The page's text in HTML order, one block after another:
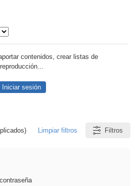
contenidos, crear listas de
reproducción...
Iniciar sesión
Limpiar filtros Filtros